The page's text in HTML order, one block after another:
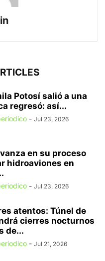
Potosí salió a una
regresó: así...
- Jul 23, 2026
en su proceso
hidroaviones en
- Jul 23, 2026
atentos: Túnel de
cierres nocturnos
de...
- Jul 21, 2026